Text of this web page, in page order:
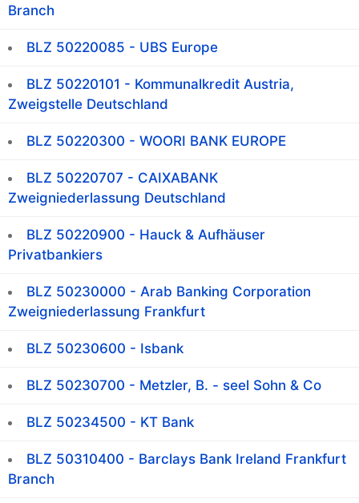
Branch
BLZ 50220085 - UBS Europe
BLZ 50220101 - Kommunalkredit Austria,
Zweigstelle Deutschland
BLZ 50220300 - WOORI BANK EUROPE
BLZ 50220707 - CAIXABANK
Zweigniederlassung Deutschland
BLZ 50220900 - Hauck & Aufhäuser
Privatbankiers
BLZ 50230000 - Arab Banking Corporation
Zweigniederlassung Frankfurt
BLZ 50230600 - Isbank
BLZ 50230700 - Metzler, B. - seel Sohn & Co
BLZ 50234500 - KT Bank
BLZ 50310400 - Barclays Bank Ireland Frankfurt
Branch